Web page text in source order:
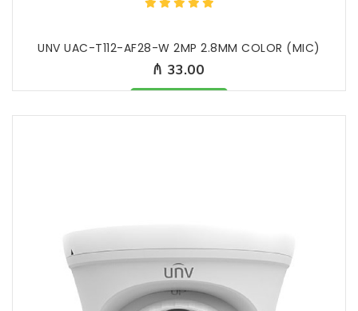
UNV UAC-T112-AF28-W 2MP 2.8MM COLOR (MIC)
₼ 33.00
Məhsul mövcuddur